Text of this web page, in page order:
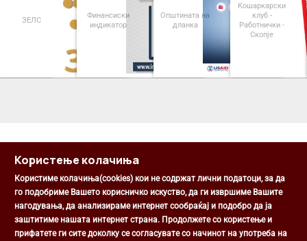
ЗЕЛС
Финансиски
индикатор
Општината на
дланка
Кошаркарски
клуб -
Работнички -
Скопје
Општина Центар
Михаил Цоков бр. 1, Скопје
Користење колачиња
Користиме колачиња(cookies) кои не содржат лични податоци, за да
го подобриме Вашето корисничко искуство, да ги извршиме Вашите
нагодувања, да анализираме интернет сообраќај и подобро да ја
заштитиме нашата интернет страна. Продолжете со користење и
прифатете ги сите доколку се согласувате со начинот на употреба на